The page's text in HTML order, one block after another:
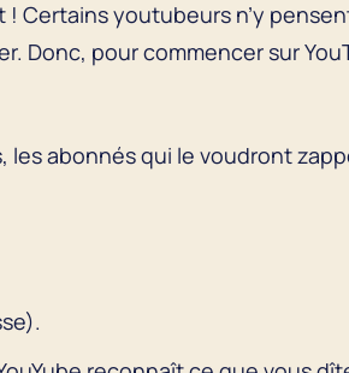
youtubeurs n’y
Donc, pour commencer sur
abonnés qui le voudront